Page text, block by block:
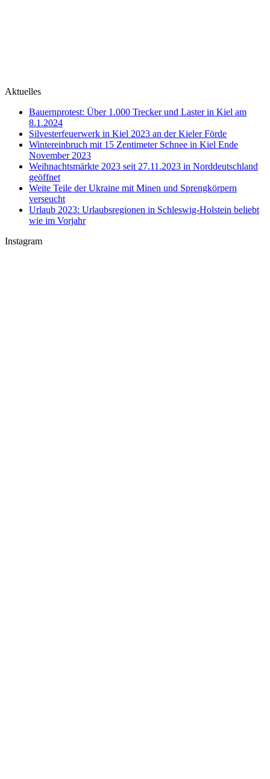
Aktuelles
Bauernprotest: Über 1.000 Trecker und Laster in Kiel am
8.1.2024
Silvesterfeuerwerk in Kiel 2023 an der Kieler Förde
Wintereinbruch mit 15 Zentimeter Schnee in Kiel Ende
November 2023
Weihnachtsmärkte 2023 seit 27.11.2023 in Norddeutschland
geöffnet
Weite Teile der Ukraine mit Minen und Sprengkörpern
verseucht
Urlaub 2023: Urlaubsregionen in Schleswig-Holstein beliebt
wie im Vorjahr
Instagram